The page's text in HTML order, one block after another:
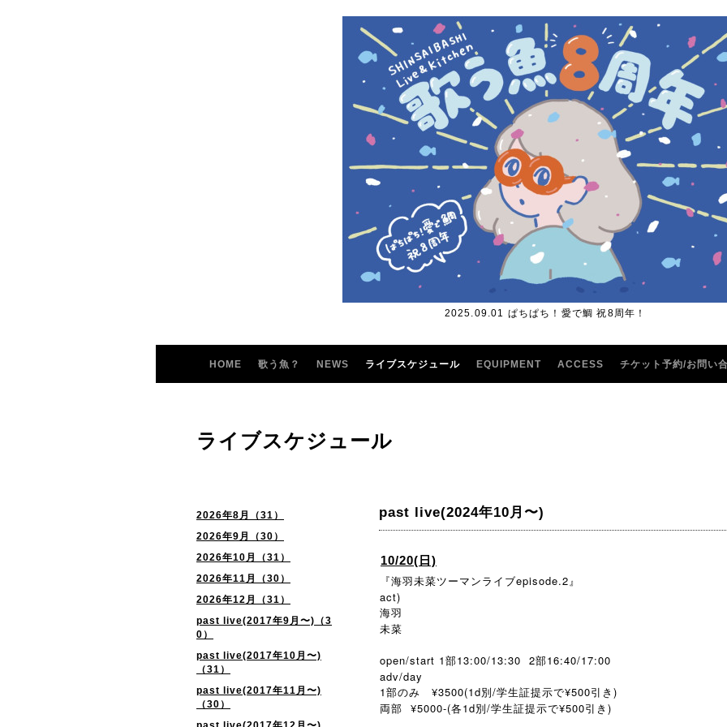
2025.09.01 ぱちぱち！愛で鯛 祝8周年！
HOME 歌う魚？ NEWS ライブスケジュール EQUIPMENT ACCESS チケット予約/お問い
2026年8月（31）
2026年9月（30）
2026年10月（31）
2026年11月（30）
2026年12月（31）
past live(2017年9月〜)（3
0）
past live(2017年10月〜)
（31）
past live(2017年11月〜)
（30）
ライブスケジュール
past live(2024年10月〜)
10/20(日)
『海羽未菜ツーマンライブepisode.2』
act)
海羽
未菜
open/start 1部13:00/13:30 2部16:40/17:00
adv/day
1部のみ ¥3500(1d別/学生証提示で¥500引き)
両部 ¥5000-(各1d別/学生証提示で¥500引き)